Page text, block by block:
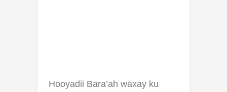
Hooyadii Bara’ah waxay ku